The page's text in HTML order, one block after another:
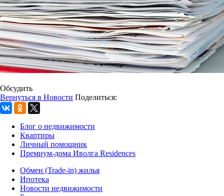
Обсудить
Вернуться в Новости Поделиться:
Блог о недвижимости
Квартиры
Личный помощник
Премиум-дома Иволга Residences
Обмен (Trade-in) жилья
Ипотека
Новости недвижимости